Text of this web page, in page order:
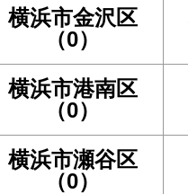
横浜市金沢区
（0）
横浜市港南区
（0）
横浜市瀬谷区
（0）